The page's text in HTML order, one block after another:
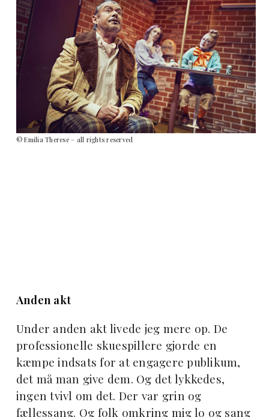
© Emilia Therese – all rights reserved
Anden akt
Under anden akt livede jeg mere op. De
professionelle skuespillere gjorde en
kæmpe indsats for at engagere publikum,
det må man give dem. Og det lykkedes,
ingen tvivl om det. Der var grin og
fællessang. Og folk omkring mig lo og sang